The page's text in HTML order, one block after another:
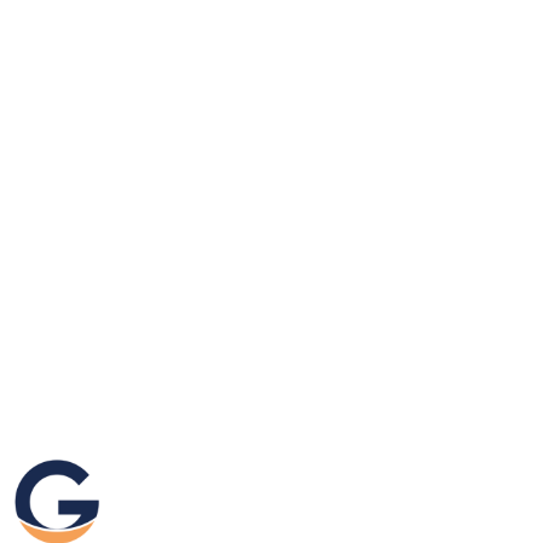
GRAFIKEO.PL